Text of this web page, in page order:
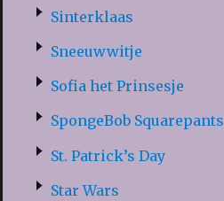
Sinterklaas
Sneeuwwitje
Sofia het Prinsesje
SpongeBob Squarepants
St. Patrick’s Day
Star Wars